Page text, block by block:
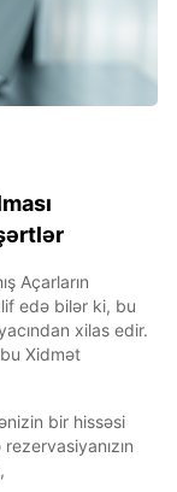
Açarların
edə bilər ki, bu
xilas edir.
Xidmət
bir hissəsi